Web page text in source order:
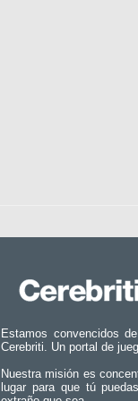
Estamos convencidos
Cerebriti. Un portal de
Nuestra misión es
lugar para que tú